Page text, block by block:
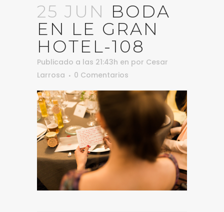
25 JUN BODA
EN LE GRAN
HOTEL-108
Publicado a las 21:43h en por Cesar
Larrosa
0 Comentarios